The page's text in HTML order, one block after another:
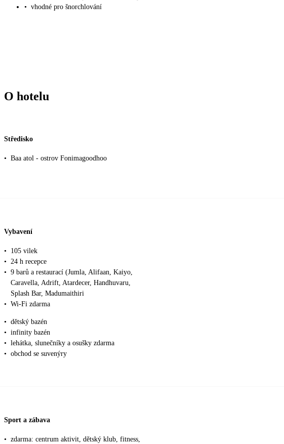
• vhodné pro šnorchlování
O hotelu
Středisko
• Baa atol - ostrov Fonimagoodhoo
Vybavení
•
105 vilek
•
24 h recepce
• 9 barů a restaurací (Jumla, Alifaan, Kaiyo,
Caravella, Adrift, Atardecer, Handhuvaru,
Splash Bar, Madumaithiri
• Wi-Fi zdarma
• dětský bazén
• infinity bazén
• lehátka, slunečníky a osušky zdarma
• obchod se suvenýry
Sport a zábava
• zdarma: centrum aktivit, dětský klub, fitness,